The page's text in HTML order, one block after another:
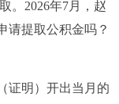
。2026年7月，赵
请提取公积金吗？
证明）开出当月的